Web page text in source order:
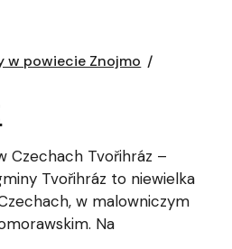
w powiecie Znojmo
Czechach Tvořihráz –
Tvořihráz to niewielka
w malowniczym
Na